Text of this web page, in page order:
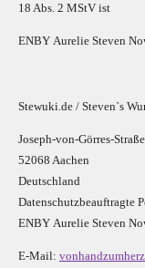
18 Abs. 2 MStV ist
ENBY Aurelie Steven
Stewuki.de / Steven`s
Joseph-von-Görres-
52068 Aachen
Deutschland
Datenschutzbeauftragte
ENBY Aurelie Steven
E-Mail: